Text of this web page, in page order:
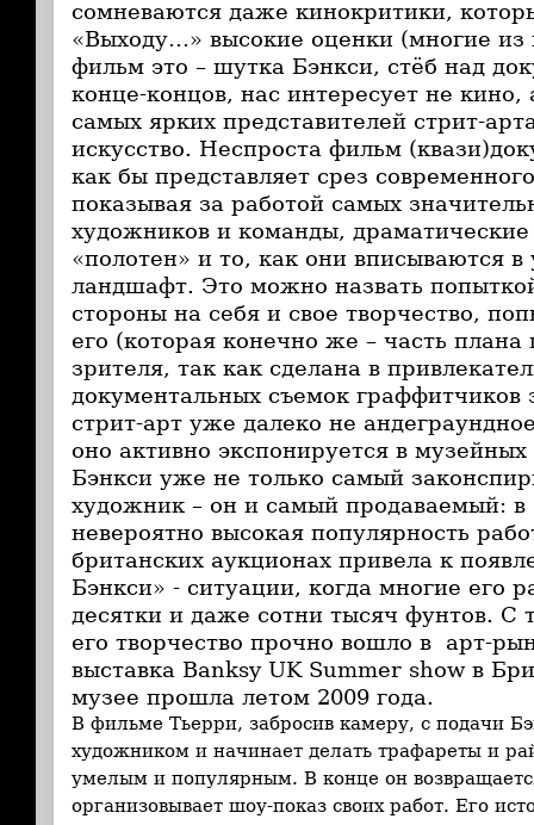
сомневаются даже кинокритики,
«Выходу…» высокие оценки (многие из
фильм это – шутка Бэнкси, стёб над
конце-концов, нас интересует не кино,
самых ярких представителей стрит-
искусство. Неспроста фильм
как бы представляет срез
показывая за работой самых
художников и команды,
«полотен» и то, как они вписываются в
ландшафт. Это можно назвать
стороны на себя и свое творчество,
его (которая конечно же – часть
зрителя, так как сделана в
документальных съемок граффитчиков
стрит-арт уже далеко не
оно активно экспонируется в музейных
Бэнкси уже не только самый
художник – он и самый продаваемый: в
невероятно высокая популярность
британских аукционах привела к
Бэнкси» - ситуации, когда многие его
десятки и даже сотни тысяч фунтов. С
его творчество прочно вошло в арт-
выставка Banksy UK Summer show в
музее прошла летом 2009 года.
В фильме Тьерри, забросив камеру, с подачи
художником и начинает делать трафареты и
умелым и популярным. В конце он
организовывает шоу-показ своих работ. Его